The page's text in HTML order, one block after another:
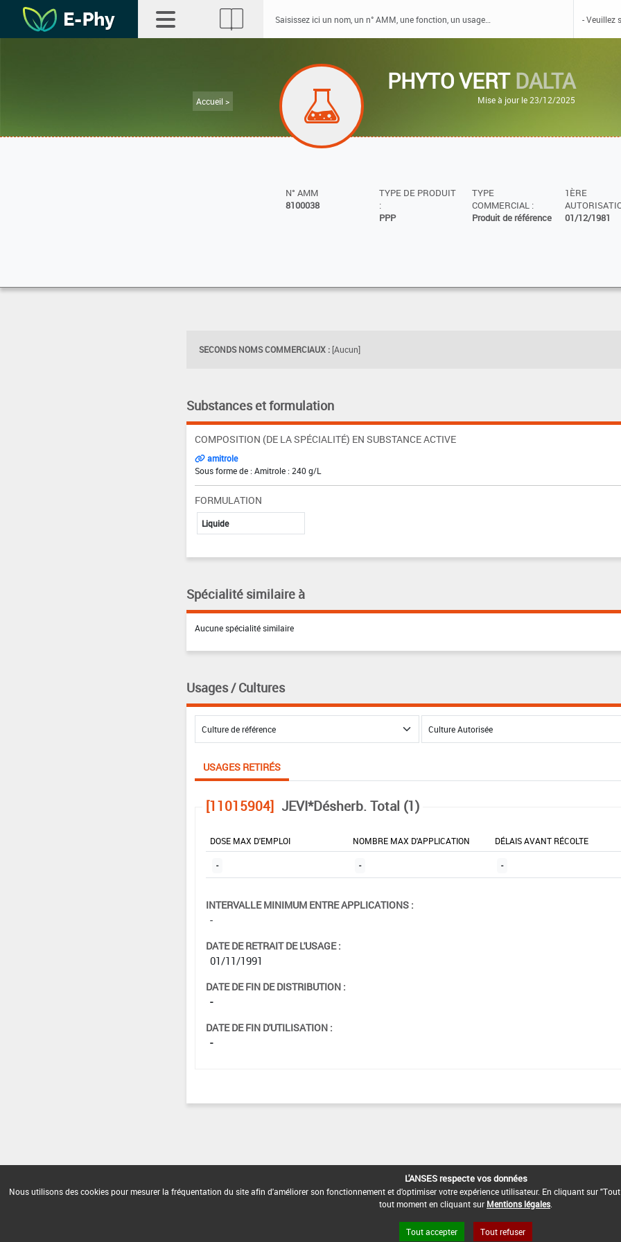
Accueil >
PHYTO VERTDALTA
Mise à jour le 23/12/2025
N° AMM
8100038
TYPE DE PRODUIT
:
PPP
TYPE
COMMERCIAL :
Produit de référence
1ÈRE
01/12/1981
SECONDS NOMS COMMERCIAUX : [Aucun]
Substances et formulation
COMPOSITION (DE LA SPÉCIALITÉ) EN SUBSTANCE ACTIVE
amitrole
Sous forme de : Amitrole : 240 g/L
FORMULATION
Liquide
Spécialité similaire à
Aucune spécialité similaire
Usages / Cultures
USAGES RETIRÉS
[11015904] JEVI*Désherb. Total (1)
DOSE MAX D'EMPLOI NOMBRE MAX D'APPLICATION DÉLAIS AVANT RÉCOLTE
- - -
INTERVALLE MINIMUM ENTRE APPLICATIONS :
-
DATE DE RETRAIT DE L'USAGE :
01/11/1991
DATE DE FIN DE DISTRIBUTION :
-
DATE DE FIN D'UTILISATION :
-
Version du produit : v 2.0
L'ANSES respecte vos données
Nous utilisons des cookies pour mesurer la fréquentation du site afin d'améliorer son fonctionnement et d'optimiser votre expérience utilisateur. En cliquant sur
tout moment en cliquant sur Mentions légales
Tout accepter Tout refuser